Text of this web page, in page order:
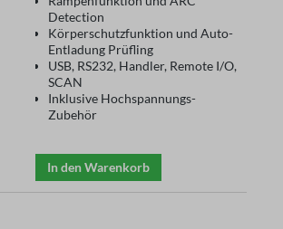
Detection
Körperschutzfunktion und Auto-
Entladung Prüfling
USB, RS232, Handler, Remote I/O,
SCAN
Inklusive Hochspannungs-
Zubehör
In den Warenkorb